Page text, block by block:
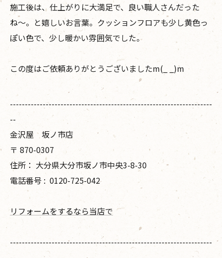
施工後は、仕上がりに大満足で、良い職人さんだった
ね〜。と嬉しいお言葉。クッションフロアも少し黄色っ
ぽい色で、少し暖かい雰囲気でした。
この度はご依頼ありがとうございましたm(_ _)m
--------------------------------------------------------------------
--
金沢屋 坂ノ市店
〒 870-0307
住所： 大分県大分市坂ノ市中央3-8-30
電話番号 : 0120-725-042
リフォームをするなら当店で
--------------------------------------------------------------------